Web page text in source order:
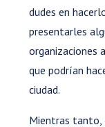
dudes en
presentarles
organizaciones
que podrían
ciudad.
Mientras tanto,